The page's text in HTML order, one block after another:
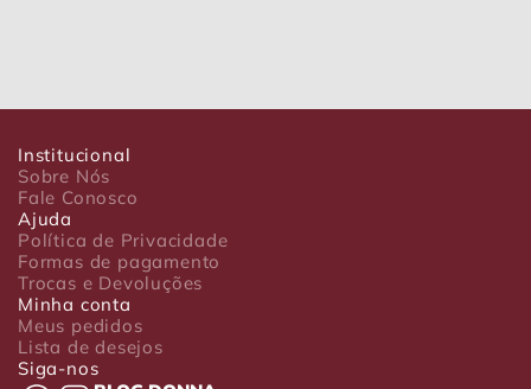
Institucional
Sobre Nós
Fale Conosco
Ajuda
Política de Privacidade
Formas de pagamento
Trocas e Devoluções
Minha conta
Meus pedidos
Lista de desejos
Siga-nos